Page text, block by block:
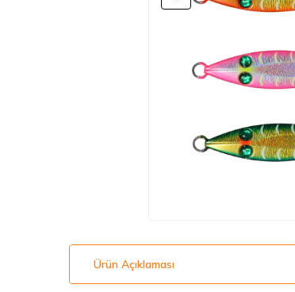
Ürün Açıklaması